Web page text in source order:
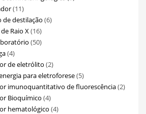
1111
produtos
de destilação 66
Raio X 1616
produtos
5050
44
produtos
de eletrólito 22
produtos
para eletroforese 55
produtos
imunoquantitativo de fluorescência 22
Bioquímico 44
produtos
hematológico 44